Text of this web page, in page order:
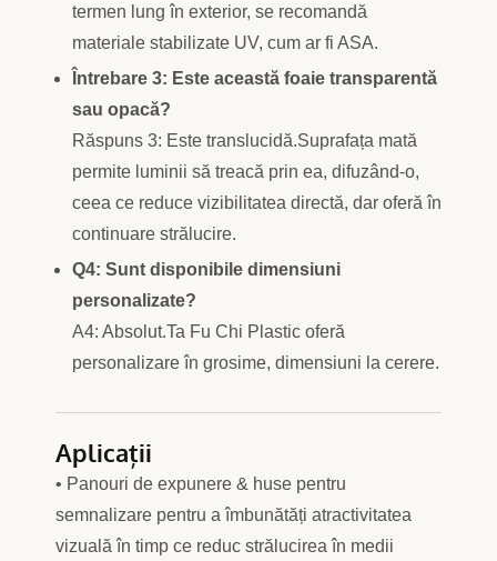
termen lung în exterior, se recomandă
materiale stabilizate UV, cum ar fi ASA.
Întrebare 3: Este această foaie transparentă
sau opacă?
Răspuns 3: Este translucidă.Suprafața mată
permite luminii să treacă prin ea, difuzând-o,
ceea ce reduce vizibilitatea directă, dar oferă în
continuare strălucire.
Q4: Sunt disponibile dimensiuni
personalizate?
A4: Absolut.Ta Fu Chi Plastic oferă
personalizare în grosime, dimensiuni la cerere.
Aplicații
• Panouri de expunere & huse pentru
semnalizare pentru a îmbunătăți atractivitatea
vizuală în timp ce reduc strălucirea în medii